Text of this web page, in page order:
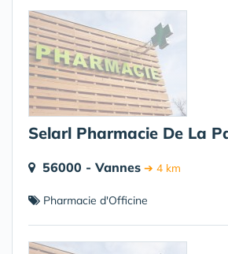
Selarl Pharmacie De La
56000 - Vannes ➔ 4 km
Pharmacie d'Officine